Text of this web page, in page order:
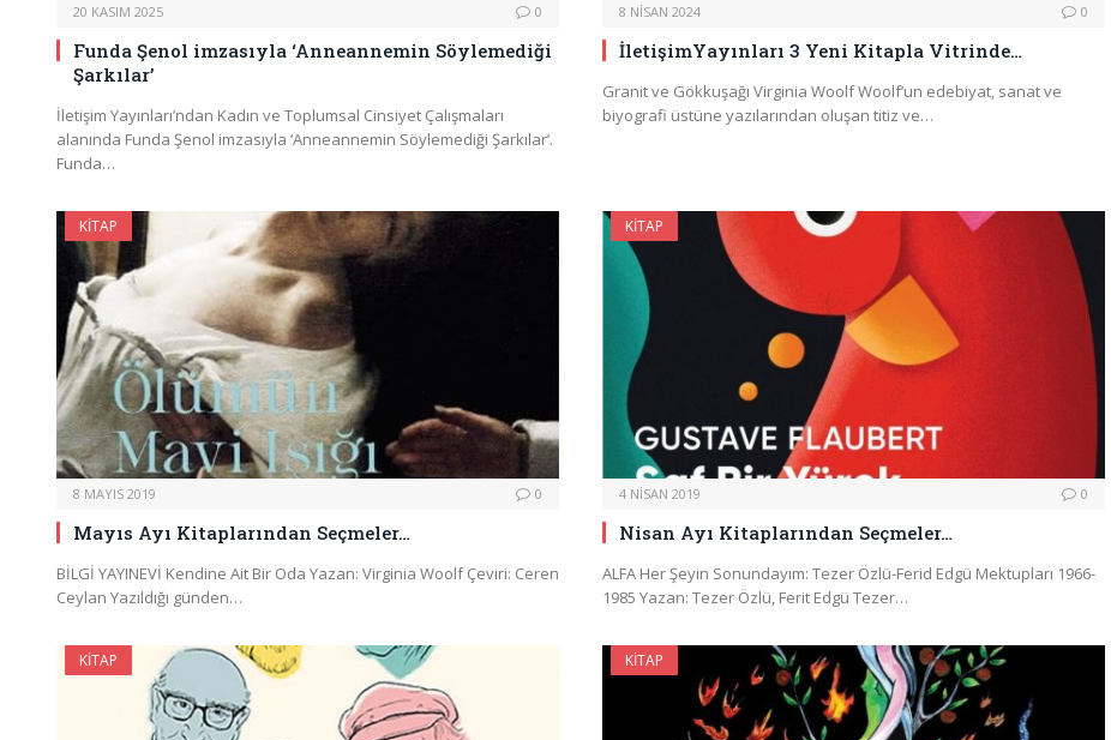
20 KASIM 2025 0
Funda Şenol imzasıyla ‘Anneannemin Söylemediği
Şarkılar’
İletişim Yayınları’ndan Kadın ve Toplumsal Cinsiyet Çalışmaları
alanında Funda Şenol imzasıyla ‘Anneannemin Söylemediği Şarkılar’.
Funda…
8 NISAN 2024 0
İletişimYayınları 3 Yeni Kitapla Vitrinde…
Granit ve Gökkuşağı Virginia Woolf Woolf’un edebiyat, sanat ve
biyografi üstüne yazılarından oluşan titiz ve…
KITAP
8 MAYIS 2019 0
Mayıs Ayı Kitaplarından Seçmeler…
BİLGİ YAYINEVİ Kendine Ait Bir Oda Yazan: Virginia Woolf Çeviri: Ceren
Ceylan Yazıldığı günden…
KITAP
4 NISAN 2019 0
Nisan Ayı Kitaplarından Seçmeler…
ALFA Her Şeyin Sonundayım: Tezer Özlü-Ferid Edgü Mektupları 1966-
1985 Yazan: Tezer Özlü, Ferit Edgü Tezer…
KITAP KITAP